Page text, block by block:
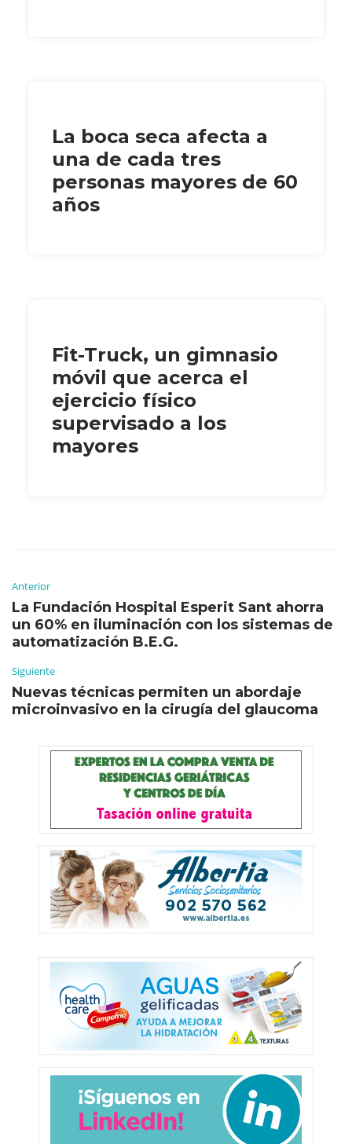
La boca seca afecta a
una de cada tres
personas mayores de 60
años
Fit-Truck, un gimnasio
móvil que acerca el
ejercicio físico
supervisado a los
mayores
Anterior
La Fundación Hospital Esperit Sant ahorra
un 60% en iluminación con los sistemas de
automatización B.E.G.
Siguiente
Nuevas técnicas permiten un abordaje
microinvasivo en la cirugía del glaucoma